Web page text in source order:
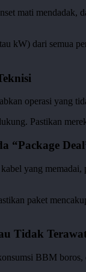
mati
kW) dari semua
operasi yang
Pastikan
“Package
yang
paket
Tidak
BBM